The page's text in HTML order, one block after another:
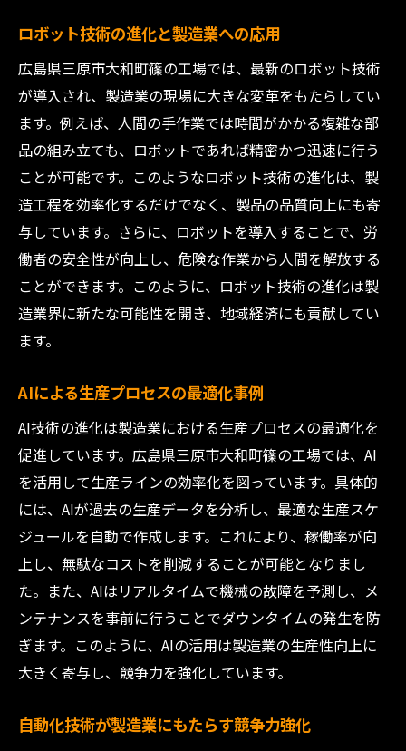
ロボット技術の進化と製造業への応用
広島県三原市大和町篠の工場では、最新のロボット技術
が導入され、製造業の現場に大きな変革をもたらしてい
ます。例えば、人間の手作業では時間がかかる複雑な部
品の組み立ても、ロボットであれば精密かつ迅速に行う
ことが可能です。このようなロボット技術の進化は、製
造工程を効率化するだけでなく、製品の品質向上にも寄
与しています。さらに、ロボットを導入することで、労
働者の安全性が向上し、危険な作業から人間を解放する
ことができます。このように、ロボット技術の進化は製
造業界に新たな可能性を開き、地域経済にも貢献してい
ます。
AIによる生産プロセスの最適化事例
AI技術の進化は製造業における生産プロセスの最適化を
促進しています。広島県三原市大和町篠の工場では、AI
を活用して生産ラインの効率化を図っています。具体的
には、AIが過去の生産データを分析し、最適な生産スケ
ジュールを自動で作成します。これにより、稼働率が向
上し、無駄なコストを削減することが可能となりまし
た。また、AIはリアルタイムで機械の故障を予測し、メ
ンテナンスを事前に行うことでダウンタイムの発生を防
ぎます。このように、AIの活用は製造業の生産性向上に
大きく寄与し、競争力を強化しています。
自動化技術が製造業にもたらす競争力強化